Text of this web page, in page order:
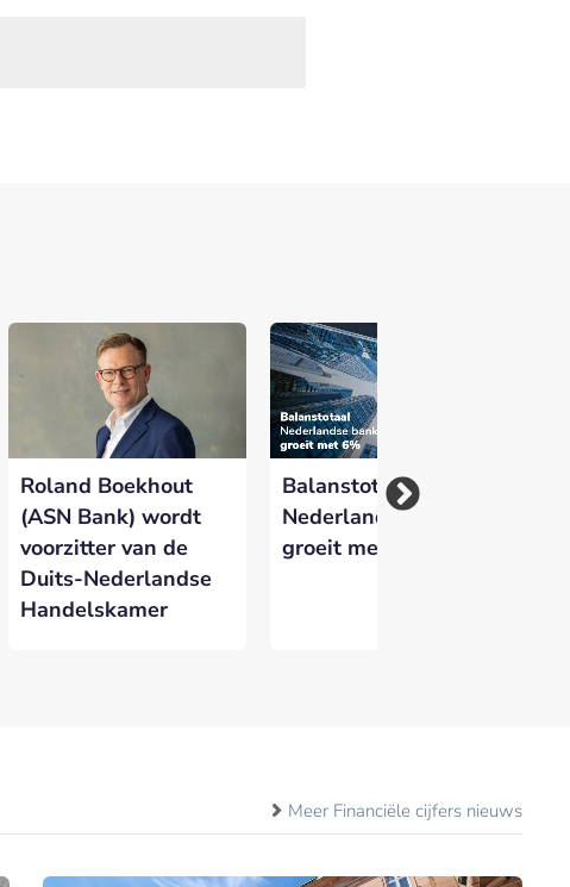
Roland Boekhout
(ASN Bank) wordt
voorzitter van de
Duits-Nederlandse
Handelskamer
Balanstotaal
Nederlandse banken
groeit met 6%
Meer Financiële cijfers nieuws